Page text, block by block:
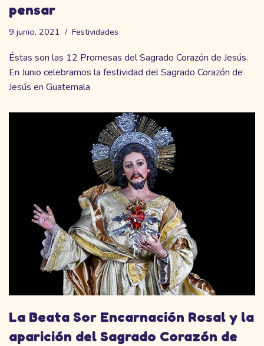
pensar
9 junio, 2021 Festividades
Éstas son las 12 Promesas del Sagrado Corazón de Jesús.
En Junio celebramos la festividad del Sagrado Corazón de
Jesús en Guatemala
La Beata Sor Encarnación Rosal y la
aparición del Sagrado Corazón de